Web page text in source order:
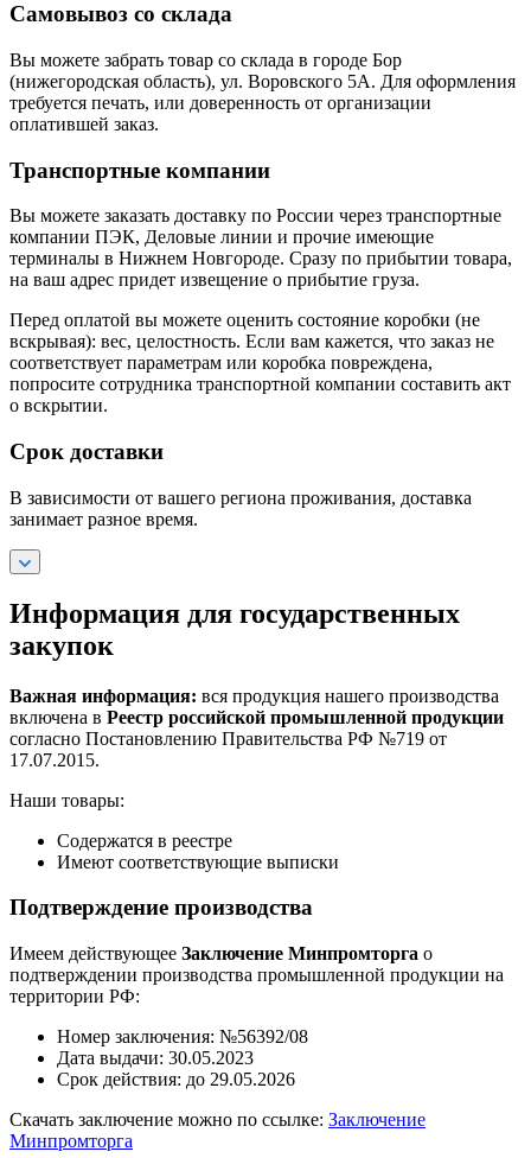
Самовывоз со склада
Вы можете забрать товар со склада в городе Бор
(нижегородская область), ул. Воровского 5А. Для оформления
требуется печать, или доверенность от организации
оплатившей заказ.
Транспортные компании
Вы можете заказать доставку по России через транспортные
компании ПЭК, Деловые линии и прочие имеющие
терминалы в Нижнем Новгороде. Сразу по прибытии товара,
на ваш адрес придет извещение о прибытие груза.
Перед оплатой вы можете оценить состояние коробки (не
вскрывая): вес, целостность. Если вам кажется, что заказ не
соответствует параметрам или коробка повреждена,
попросите сотрудника транспортной компании составить акт
о вскрытии.
Срок доставки
В зависимости от вашего региона проживания, доставка
занимает разное время.
Информация для государственных
закупок
Важная информация: вся продукция нашего производства
включена в Реестр российской промышленной продукции
согласно Постановлению Правительства РФ №719 от
17.07.2015.
Наши товары:
Содержатся в реестре
Имеют соответствующие выписки
Подтверждение производства
Имеем действующее Заключение Минпромторга о
подтверждении производства промышленной продукции на
территории РФ:
Номер заключения: №56392/08
Дата выдачи: 30.05.2023
Срок действия: до 29.05.2026
Скачать заключение можно по ссылке: Заключение
Минпромторга